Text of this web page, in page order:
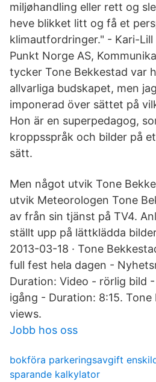
miljøhandling eller rett og
heve blikket litt og få et
klimautfordringer." - Kari-
Punkt Norge AS,
tycker Tone Bekkestad var
allvarliga budskapet, men
imponerad över sättet på
Hon är en superpedagog,
kroppsspråk och bilder på
sätt.
Men något utvik Tone
utvik Meteorologen Tone
av från sin tjänst på TV4.
ställt upp på lättklädda
2013-03-18 · Tone
full fest hela dagen -
Duration: Video - rörlig bild
igång - Duration: 8:15.
views.
Jobb hos oss
bokföra parkeringsavgift
sparande kalkylator